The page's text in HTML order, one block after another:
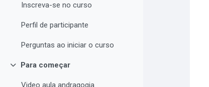
Inscreva-se no curso
Perfil de participante
Perguntas ao iniciar o curso
Contrair
Para começar
Video aula andragogia